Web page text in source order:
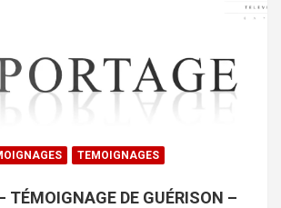
TEMOIGNAGES
TÉMOIGNAGE DE GUÉRISON –